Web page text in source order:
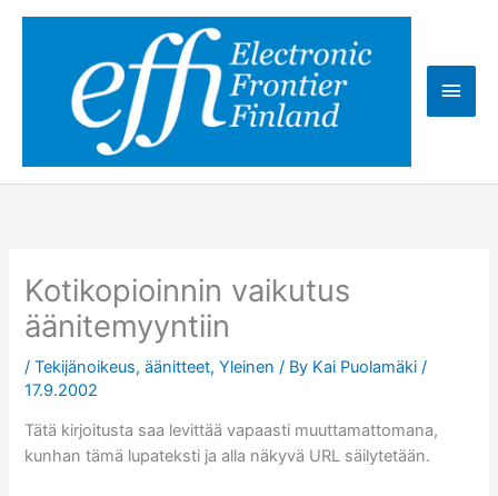
Main
Kotikopioinnin vaikutus
äänitemyyntiin
/Tekijänoikeus, äänitteet,Yleinen / By Kai Puolamäki/
17.9.2002
Tätä kirjoitusta saa levittää vapaasti muuttamattomana,
kunhan tämä lupateksti ja alla näkyvä URL säilytetään.